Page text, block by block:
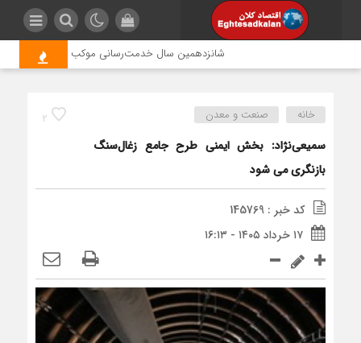
شانزدهمین سال خدمت‌رسانی موکب امام رضا (ع)
2 خانه صنعت و معدن
سمیعی‌نژاد: بخش ایمنی طرح جامع زغال‌سنگ
بازنگری می شود
کد خبر : 145769
۱۷ خرداد ۱۴۰۵ - ۱۶:۱۳